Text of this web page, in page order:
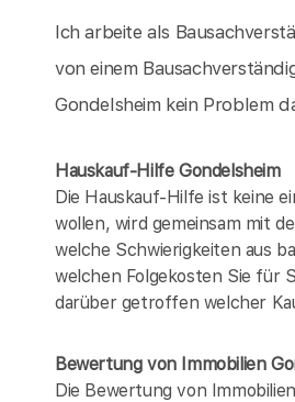
Ich arbeite als
von einem
Gondelsheim kein Problem
Hauskauf-Hilfe Gondelsheim
Die Hauskauf-Hilfe ist keine
wollen, wird gemeinsam mit
welche Schwierigkeiten aus
welchen Folgekosten Sie für
darüber getroffen welcher
Bewertung von Immobilien
Die Bewertung von